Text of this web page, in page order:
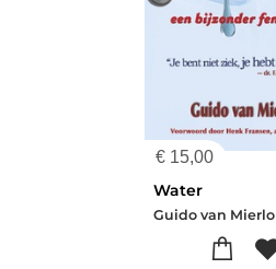
€ 15,00
Water
Guido van Mierlo